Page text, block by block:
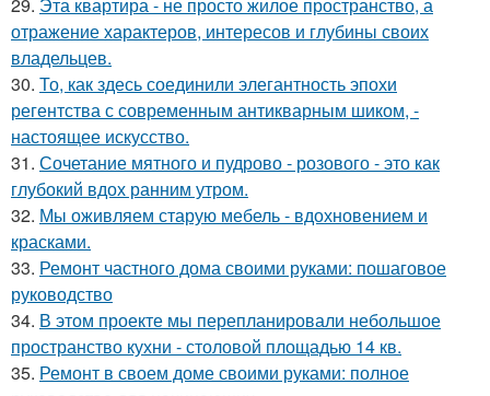
отражение характеров, интересов и глубины своих
владельцев.
30. То, как здесь соединили элегантность эпохи
регентства с современным антикварным шиком, -
настоящее искусство.
31. Сочетание мятного и пудрово - розового - это как
глубокий вдох ранним утром.
32. Мы оживляем старую мебель - вдохновением и
красками.
33. Ремонт частного дома своими руками: пошаговое
руководство
34. В этом проекте мы перепланировали небольшое
пространство кухни - столовой площадью 14 кв.
35. Ремонт в своем доме своими руками: полное